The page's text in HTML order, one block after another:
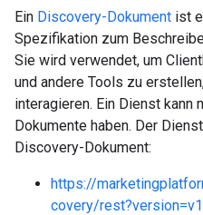
Ein Discovery-Dokument ist
Spezifikation zum
Sie wird verwendet, um
und andere Tools zu
interagieren. Ein Dienst kann
Dokumente haben. Der
Discovery-Dokument:
https://
covery/